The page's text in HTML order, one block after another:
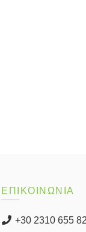
ΕΠΙΚΟΙΝΩΝΙΑ
+30 2310 655